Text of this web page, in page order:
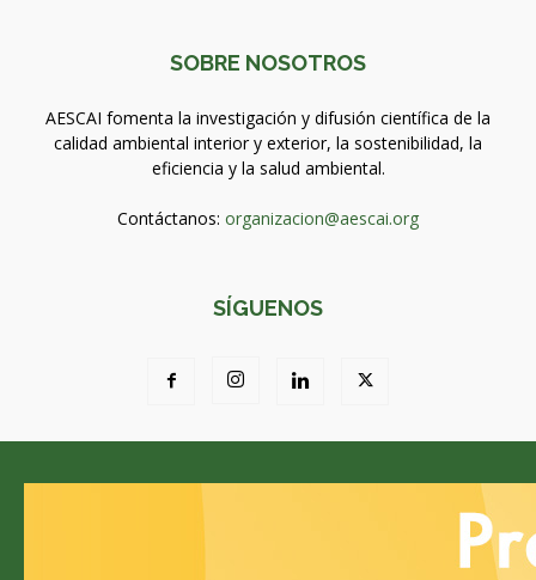
SOBRE NOSOTROS
AESCAI fomenta la investigación y difusión científica de la
calidad ambiental interior y exterior, la sostenibilidad, la
eficiencia y la salud ambiental.
Contáctanos: organizacion@aescai.org
SÍGUENOS